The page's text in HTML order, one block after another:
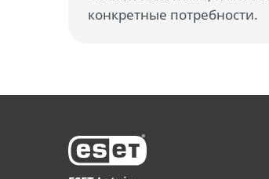
конкретные потребности.